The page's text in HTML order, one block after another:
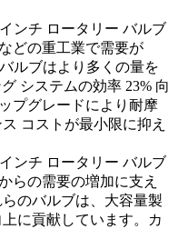
ンチ ロータリー バルブ
どの重工業で需要が
ルブはより多くの量を
システムの効率 23% 向
プグレードにより耐摩
コストが最小限に抑え
ンチ ロータリー バルブ
らの需要の増加に支え
のバルブは、大容量製
に貢献しています。カ